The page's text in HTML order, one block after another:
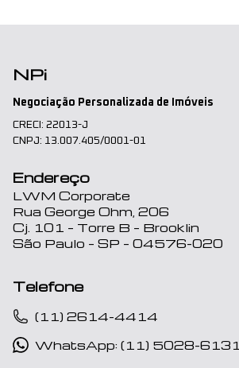
NPi
Negociação Personalizada de Imóveis
CRECI: 22013-J
CNPJ: 13.007.405/0001-01
Endereço
LWM Corporate
Rua George Ohm, 206
Cj. 101 – Torre B – Brooklin
São Paulo – SP – 04576-020
Telefone
(11) 2614-4414
WhatsApp: (11) 5028-6131